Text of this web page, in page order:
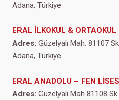
Adana, Türkiye
ERAL İLKOKUL & ORTAOKUL
Adres: Güzelyalı Mah. 81107
Adana, Türkiye
ERAL ANADOLU – FEN
Adres: Güzelyalı Mah 81108